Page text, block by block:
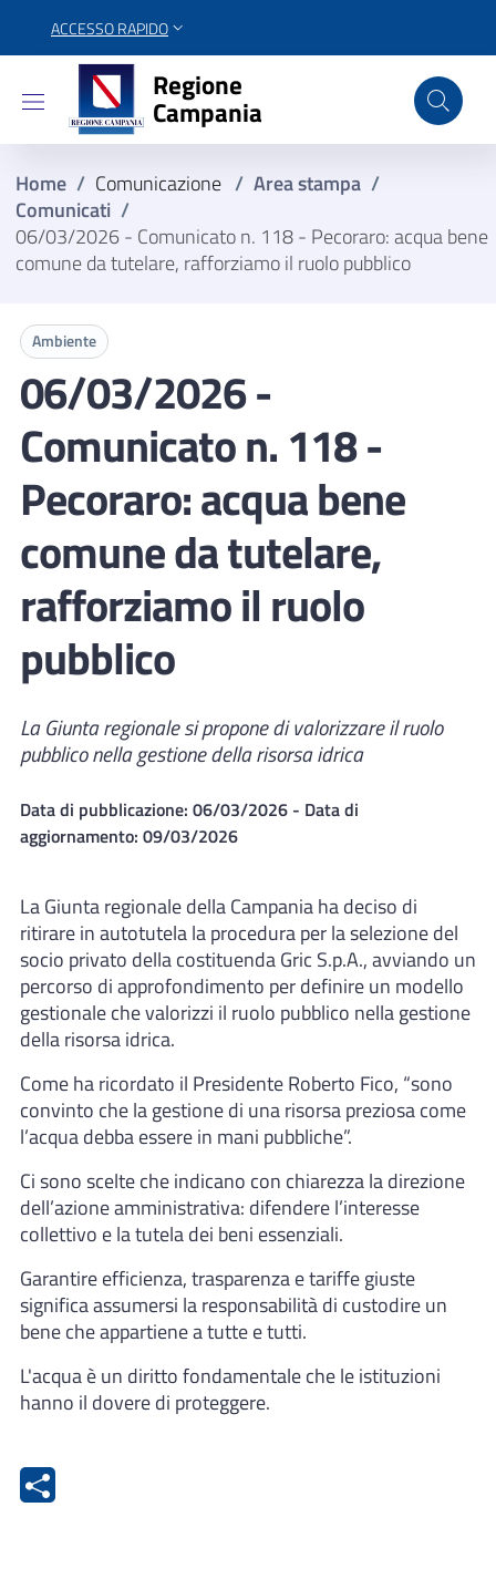
ACCESSO RAPIDO
Regione Campania
Regione
Campania
Home / Comunicazione / Area stampa /
Comunicati /
06/03/2026 - Comunicato n. 118 - Pecoraro: acqua bene
comune da tutelare, rafforziamo il ruolo pubblico
Ambiente
06/03/2026 -
Comunicato n. 118 -
Pecoraro: acqua bene
comune da tutelare,
rafforziamo il ruolo
pubblico
La Giunta regionale si propone di valorizzare il ruolo
pubblico nella gestione della risorsa idrica
Data di pubblicazione: 06/03/2026 - Data di
aggiornamento: 09/03/2026
La Giunta regionale della Campania ha deciso di
ritirare in autotutela la procedura per la selezione del
socio privato della costituenda Gric S.p.A., avviando un
percorso di approfondimento per definire un modello
gestionale che valorizzi il ruolo pubblico nella gestione
della risorsa idrica.
Come ha ricordato il Presidente Roberto Fico, “sono
convinto che la gestione di una risorsa preziosa come
l’acqua debba essere in mani pubbliche”.
Ci sono scelte che indicano con chiarezza la direzione
dell’azione amministrativa: difendere l’interesse
collettivo e la tutela dei beni essenziali.
Garantire efficienza, trasparenza e tariffe giuste
significa assumersi la responsabilità di custodire un
bene che appartiene a tutte e tutti.
L'acqua è un diritto fondamentale che le istituzioni
hanno il dovere di proteggere.